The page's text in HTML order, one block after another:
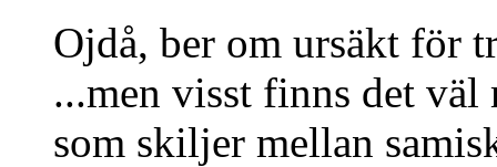
Ojdå, ber om ursäkt för
...men visst finns det väl
som skiljer mellan